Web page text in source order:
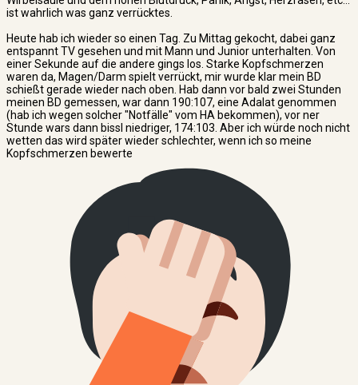
ist wahrlich was ganz verrücktes.
Heute hab ich wieder so einen Tag. Zu Mittag gekocht, dabei ganz
entspannt TV gesehen und mit Mann und Junior unterhalten. Von
einer Sekunde auf die andere gings los. Starke Kopfschmerzen
waren da, Magen/Darm spielt verrückt, mir wurde klar mein BD
schießt gerade wieder nach oben. Hab dann vor bald zwei Stunden
meinen BD gemessen, war dann 190:107, eine Adalat genommen
(hab ich wegen solcher "Notfälle" vom HA bekommen), vor ner
Stunde wars dann bissl niedriger, 174:103. Aber ich würde noch nicht
wetten das wird später wieder schlechter, wenn ich so meine
Kopfschmerzen bewerte